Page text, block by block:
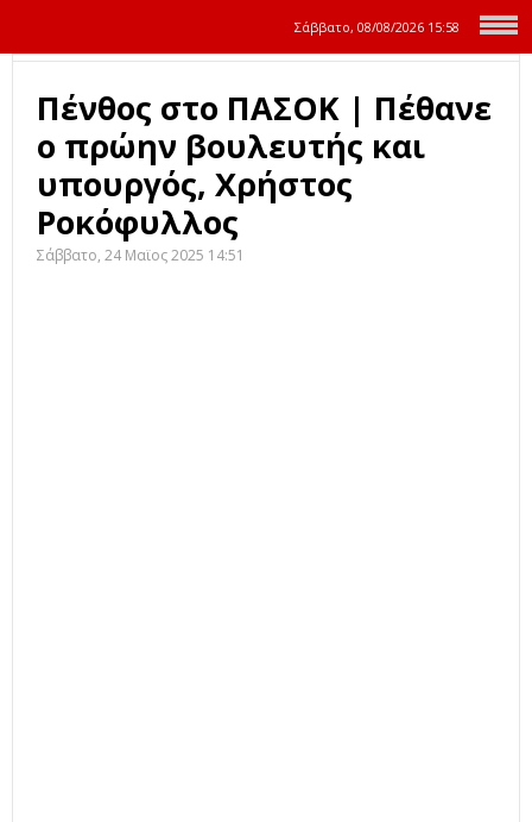
Σάββατο, 08/08/2026 15:58
Πένθος στο ΠΑΣΟΚ | Πέθανε
ο πρώην βουλευτής και
υπουργός, Χρήστος
Ροκόφυλλος
Σάββατο, 24 Μαϊος 2025 14:51